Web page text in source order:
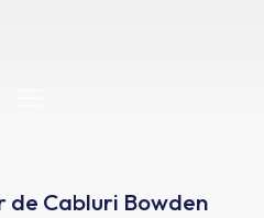
de Cabluri Bowden